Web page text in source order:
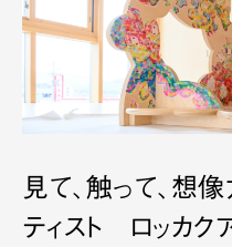
見て、触って、想
ティスト ロッカク